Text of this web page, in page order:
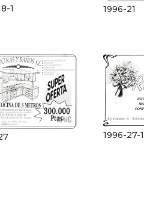
1 1996-21
1996-27-1